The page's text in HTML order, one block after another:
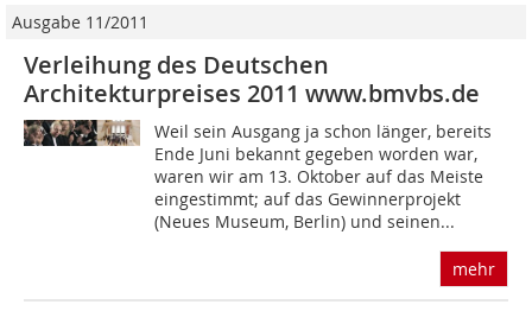
Ausgabe 11/2011
Verleihung des Deutschen
Architekturpreises 2011 www.bmvbs.de
Weil sein Ausgang ja schon länger, bereits
Ende Juni bekannt gegeben worden war,
waren wir am 13. Oktober auf das Meiste
eingestimmt; auf das Gewinnerprojekt
(Neues Museum, Berlin) und seinen...
mehr